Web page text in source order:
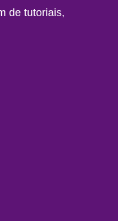
de tutoriais,